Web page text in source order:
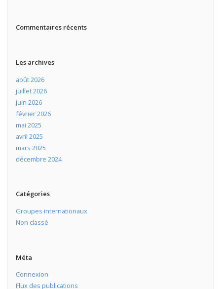
Commentaires récents
Les archives
août 2026
juillet 2026
juin 2026
février 2026
mai 2025
avril 2025
mars 2025
décembre 2024
Catégories
Groupes internationaux
Non classé
Méta
Connexion
Flux des publications